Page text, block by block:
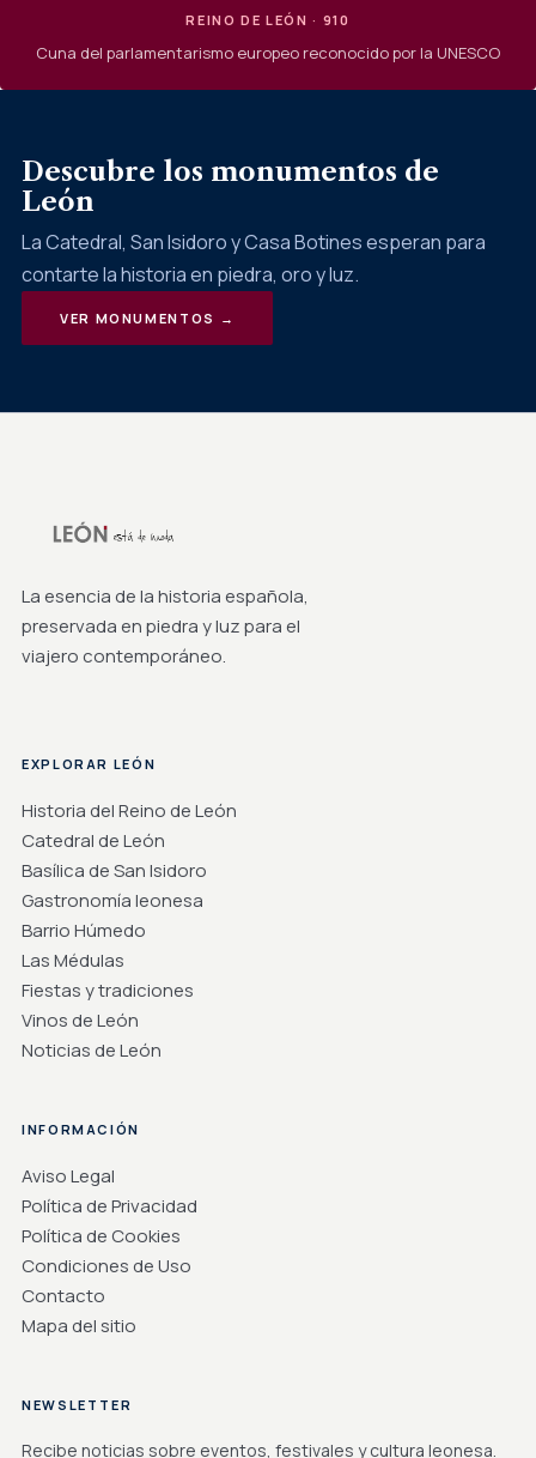
REINO DE LEÓN · 910
Cuna del parlamentarismo europeo reconocido por la UNESCO
Descubre los monumentos de
León
La Catedral, San Isidoro y Casa Botines esperan para
contarte la historia en piedra, oro y luz.
VER MONUMENTOS →
La esencia de la historia española,
preservada en piedra y luz para el
viajero contemporáneo.
EXPLORAR LEÓN
Historia del Reino de León
Catedral de León
Basílica de San Isidoro
Gastronomía leonesa
Barrio Húmedo
Las Médulas
Fiestas y tradiciones
Vinos de León
Noticias de León
INFORMACIÓN
Aviso Legal
Política de Privacidad
Política de Cookies
Condiciones de Uso
Contacto
Mapa del sitio
NEWSLETTER
Recibe noticias sobre eventos, festivales y cultura leonesa.